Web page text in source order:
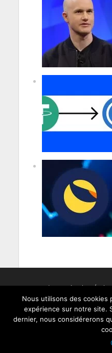
Men­tions Légales/
Copyright © 2022
et guides crypto-
et
Nous utilisons des cookies
expérience sur notre site.
dernier, nous considérerons